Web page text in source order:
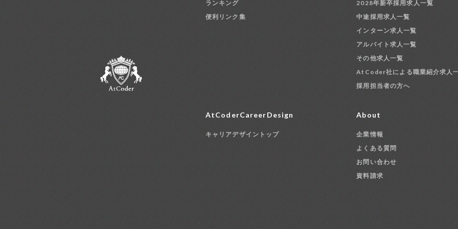
ランキング
便利リンク集
2028年新卒採用求人一覧
中途採用求人一覧
インターン求人一覧
アルバイト求人一覧
その他求人一覧
AtCoder社による職業紹介求人
採用担当者の方へ
AtCoderCareerDesign
キャリアデザイントップ
About
企業情報
よくある質問
お問い合わせ
資料請求